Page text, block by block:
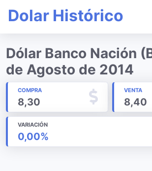
Dolar Histórico
Dólar Banco Nación
de Agosto de 2014
COMPRA
8,30
VENTA
8,40
VARIACIÓN
0,00%